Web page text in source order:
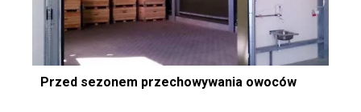
Przed sezonem przechowywania owoców